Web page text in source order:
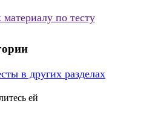
материалу по тесту
в других разделах
ей